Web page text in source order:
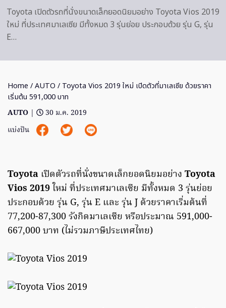
Toyota เปิดตัวรถที่นั่งขนาดเล็กยอดนิยมอย่าง Toyota Vios 2019
ใหม่ ที่ประเทศมาเลเซีย มีทั้งหมด 3 รุ่นย่อย ประกอบด้วย รุ่น G, รุ่น
E…
Home /AUTO / Toyota Vios 2019 ใหม่ เปิดตัวที่มาเลเซีย ด้วยราคา
เริ่มต้น 591,000 บาท
AUTO |
30 ม.ค. 2019
แบ่งปัน
Toyota เปิดตัวรถที่นั่งขนาดเล็กยอดนิยมอย่าง Toyota
Vios 2019ใหม่ ที่ประเทศมาเลเซีย มีทั้งหมด 3 รุ่นย่อย
ประกอบด้วย รุ่น G, รุ่น E และ รุ่น J ด้วยราคาเริ่มต้นที่
77,200-87,300 รังกิดมาเลเซีย หรือประมาณ 591,000-
667,000 บาท (ไม่รวมภาษีประเทศไทย)